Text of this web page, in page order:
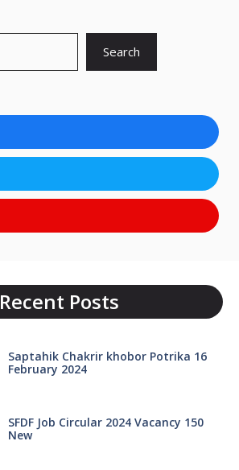
Search
Recent Posts
Saptahik Chakrir khobor Potrika 16
February 2024
SFDF Job Circular 2024 Vacancy 150
New